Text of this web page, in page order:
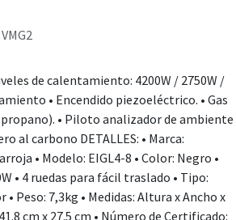
VMG2
de calentamiento: 4200W / 2750W /
• Encendido piezoeléctrico. • Gas
• Piloto analizador de ambiente
al carbono DETALLES: • Marca:
• Modelo: EIGL4-8 • Color: Negro •
• 4 ruedas para fácil traslado • Tipo:
Peso: 7,3kg • Medidas: Altura x Ancho x
cm x 27.5 cm • Número de Certificado: